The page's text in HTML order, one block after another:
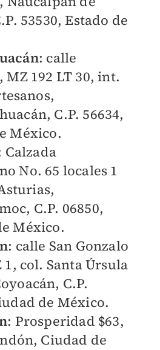
53530, Estado de
: calle
MZ 192 LT 30, int.
C.P. 56634,
México.
Calzada
No. 65 locales 1
C.P. 06850,
México.
: calle San Gonzalo
1, col. Santa Úrsula
C.P.
de México.
: Prosperidad $63,
Ciudad de